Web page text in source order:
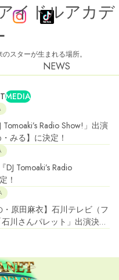
イドルアカデ
スターが生まれる場所。
NEWS
MEDIA
Radio Show!」出演
みる】に決定！
Tomoaki’s Radio
！
原田麻衣】石川テレビ（フ
川さんパレット」出演決